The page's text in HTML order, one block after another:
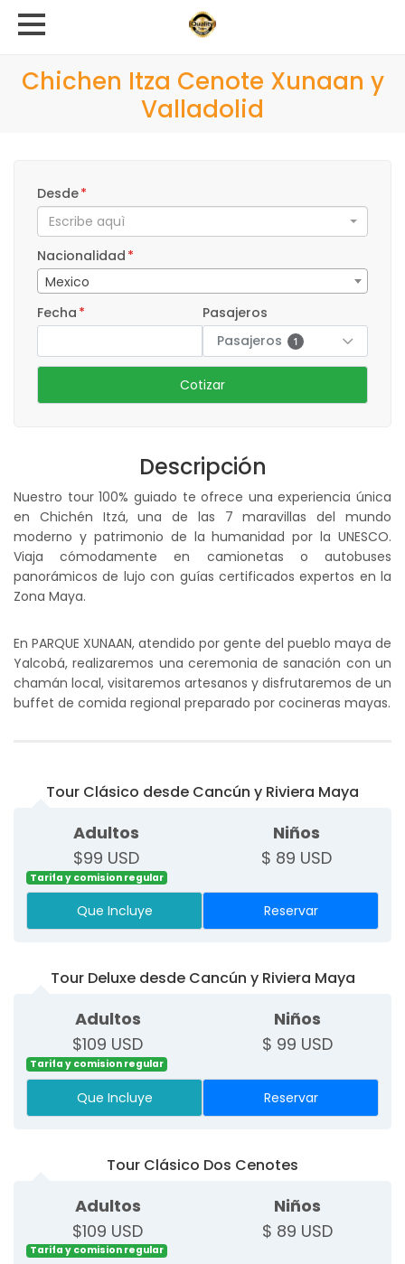
Chichen Itza Cenote Xunaan y
Valladolid
Desde*
Escribe aquì
Nacionalidad *
Mexico
Fecha *
Pasajeros
Pasajeros
1
Cotizar
Descripción
Nuestro tour 100% guiado te ofrece una experiencia única
en Chichén Itzá, una de las 7 maravillas del mundo
moderno y patrimonio de la humanidad por la UNESCO.
Viaja cómodamente en camionetas o autobuses
panorámicos de lujo con guías certificados expertos en la
Zona Maya.
En PARQUE XUNAAN, atendido por gente del pueblo maya de
Yalcobá, realizaremos una ceremonia de sanación con un
chamán local, visitaremos artesanos y disfrutaremos de un
buffet de comida regional preparado por cocineras mayas.
Tour Clásico desde Cancún y Riviera Maya
Adultos
$99 USD
Niños
$ 89 USD
Tarifa y comision regular
Que Incluye Reservar
Tour Deluxe desde Cancún y Riviera Maya
Adultos
$109 USD
Niños
$ 99 USD
Tarifa y comision regular
Que Incluye Reservar
Tour Clásico Dos Cenotes
Adultos
$109 USD
Niños
$ 89 USD
Tarifa y comision regular